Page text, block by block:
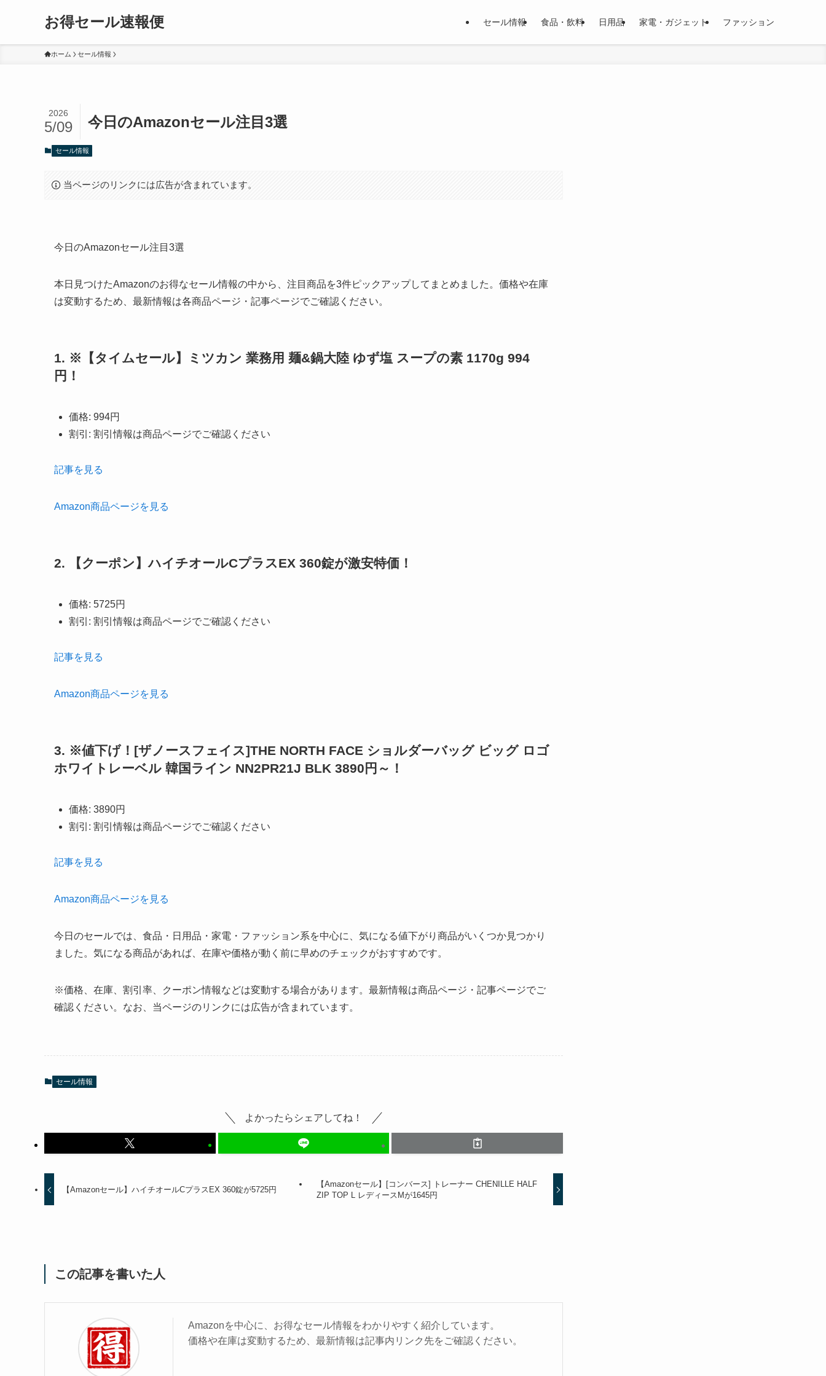
お得セール速報便 セール情報 食品・飲料 日用品 家電・ガジェット ファッション
ホーム セール情報
今日のAmazonセール注目3選
2026
5/09
セール情報
当ページのリンクには広告が含まれています。
今日のAmazonセール注目3選
本日見つけたAmazonのお得なセール情報の中から、注目商品を3件ピックアップしてまとめました。価格や在庫
は変動するため、最新情報は各商品ページ・記事ページでご確認ください。
1. ※【タイムセール】ミツカン 業務用 麺&鍋大陸 ゆず塩 スープの素 1170g 994
円！
価格: 994円
割引: 割引情報は商品ページでご確認ください
記事を見る
Amazon商品ページを見る
2. 【クーポン】ハイチオールCプラスEX 360錠が激安特価！
価格: 5725円
割引: 割引情報は商品ページでご確認ください
記事を見る
Amazon商品ページを見る
3. ※値下げ！[ザノースフェイス]THE NORTH FACE ショルダーバッグ ビッグ ロゴ
ホワイトレーベル 韓国ライン NN2PR21J BLK 3890円～！
価格: 3890円
割引: 割引情報は商品ページでご確認ください
記事を見る
Amazon商品ページを見る
今日のセールでは、食品・日用品・家電・ファッション系を中心に、気になる値下がり商品がいくつか見つかり
ました。気になる商品があれば、在庫や価格が動く前に早めのチェックがおすすめです。
※価格、在庫、割引率、クーポン情報などは変動する場合があります。最新情報は商品ページ・記事ページでご
確認ください。なお、当ページのリンクには広告が含まれています。
セール情報
よかったらシェアしてね！
【Amazonセール】ハイチオールCプラスEX 360錠が5725円
【Amazonセール】[コンバース] トレーナー CHENILLE HALF
ZIP TOP L レディースMが1645円
この記事を書いた人
Amazonを中心に、お得なセール情報をわかりやすく紹介しています。
価格や在庫は変動するため、最新情報は記事内リンク先をご確認ください。